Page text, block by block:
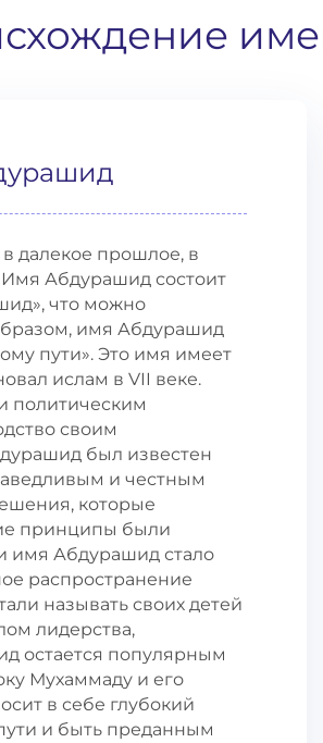
далекое прошлое, в
Имя Абдурашид состоит
что можно
имя Абдурашид
пути». Это имя имеет
ислам в VII веке.
политическим
своим
был известен
и честным
которые
принципы были
имя Абдурашид стало
распространение
называть своих детей
лидерства,
остается популярным
Мухаммаду и его
в себе глубокий
и быть преданным